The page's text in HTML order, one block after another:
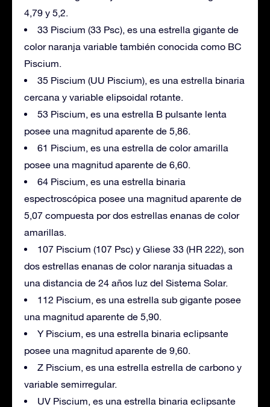
4,79 y 5,2.
33 Piscium (33 Psc), es una estrella gigante de
color naranja variable también conocida como BC
Piscium.
35 Piscium (UU Piscium), es una estrella binaria
cercana y variable elipsoidal rotante.
53 Piscium, es una estrella B pulsante lenta
posee una magnitud aparente de 5,86.
61 Piscium, es una estrella de color amarilla
posee una magnitud aparente de 6,60.
64 Piscium, es una estrella binaria
espectroscópica posee una magnitud aparente de
5,07 compuesta por dos estrellas enanas de color
amarillas.
107 Piscium (107 Psc) y Gliese 33 (HR 222), son
dos estrellas enanas de color naranja situadas a
una distancia de 24 años luz del Sistema Solar.
112 Piscium, es una estrella sub gigante posee
una magnitud aparente de 5,90.
Y Piscium, es una estrella binaria eclipsante
posee una magnitud aparente de 9,60.
Z Piscium, es una estrella estrella de carbono y
variable semirregular.
UV Piscium, es una estrella binaria eclipsante